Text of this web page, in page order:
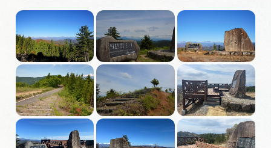
スポット・体験
イベント
グルメ
旅の予約
行きたいリストを見る